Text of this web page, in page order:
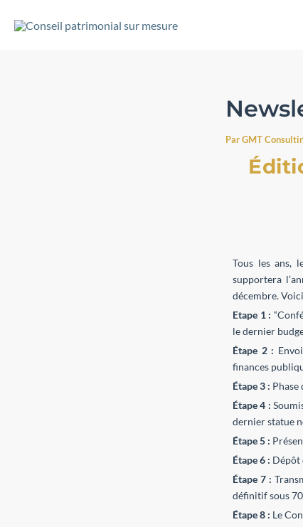
ParGMT
Tous les ans,
supportera
décembre.
Etape 1 :
le dernier
Étape 2 :
finances
Étape 3 :
Étape 4 :
dernier statue
Étape 5 :
Étape 6 : Dépôt
Étape 7 :
définitif sous
Étape 8 : Le